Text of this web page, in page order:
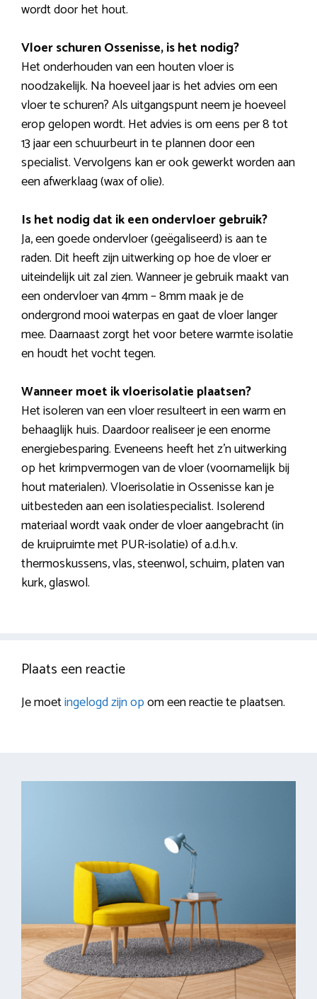
wordt door het hout.
Vloer schuren Ossenisse, is het nodig?
Het onderhouden van een houten vloer is
noodzakelijk. Na hoeveel jaar is het advies om een
vloer te schuren? Als uitgangspunt neem je hoeveel
erop gelopen wordt. Het advies is om eens per 8 tot
13 jaar een schuurbeurt in te plannen door een
specialist. Vervolgens kan er ook gewerkt worden aan
een afwerklaag (wax of olie).
Is het nodig dat ik een ondervloer gebruik?
Ja, een goede ondervloer (geëgaliseerd) is aan te
raden. Dit heeft zijn uitwerking op hoe de vloer er
uiteindelijk uit zal zien. Wanneer je gebruik maakt van
een ondervloer van 4mm – 8mm maak je de
ondergrond mooi waterpas en gaat de vloer langer
mee. Daarnaast zorgt het voor betere warmte isolatie
en houdt het vocht tegen.
Wanneer moet ik vloerisolatie plaatsen?
Het isoleren van een vloer resulteert in een warm en
behaaglijk huis. Daardoor realiseer je een enorme
energiebesparing. Eveneens heeft het z’n uitwerking
op het krimpvermogen van de vloer (voornamelijk bij
hout materialen). Vloerisolatie in Ossenisse kan je
uitbesteden aan een isolatiespecialist. Isolerend
materiaal wordt vaak onder de vloer aangebracht (in
de kruipruimte met PUR-isolatie) of a.d.h.v.
thermoskussens, vlas, steenwol, schuim, platen van
kurk, glaswol.
Plaats een reactie
Je moetingelogd zijn opom een reactie te plaatsen.